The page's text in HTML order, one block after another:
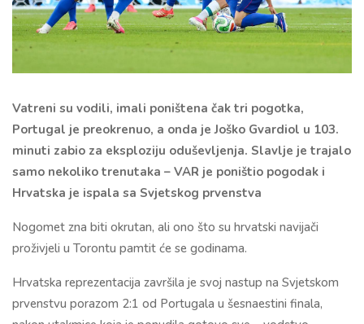
Vatreni su vodili, imali poništena čak tri pogotka,
Portugal je preokrenuo, a onda je Joško Gvardiol u 103.
minuti zabio za eksploziju oduševljenja. Slavlje je trajalo
samo nekoliko trenutaka – VAR je poništio pogodak i
Hrvatska je ispala sa Svjetskog prvenstva
Nogomet zna biti okrutan, ali ono što su hrvatski navijači
proživjeli u Torontu pamtit će se godinama.
Hrvatska reprezentacija završila je svoj nastup na Svjetskom
prvenstvu porazom 2:1 od Portugala u šesnaestini finala,